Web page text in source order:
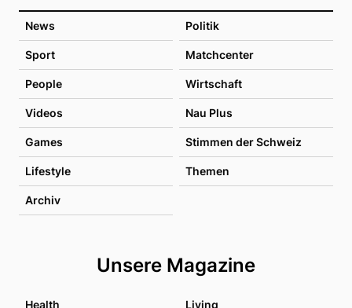
News Politik
Sport Matchcenter
People Wirtschaft
Videos Nau Plus
Games Stimmen der Schweiz
Lifestyle Themen
Archiv
Unsere Magazine
Health Living